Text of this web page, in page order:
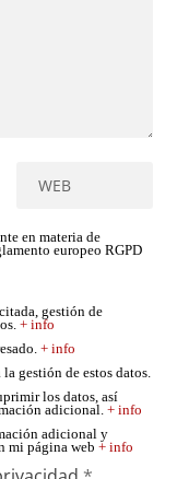
en materia de
europeo RGPD
gestión de
+ info
+ info
la gestión de estos datos.
los datos, así
adicional.+ info
adicional y
mi página web+ info